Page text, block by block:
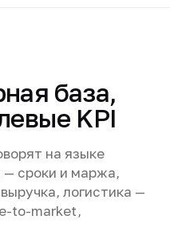
база,
KPI
на языке
— сроки и маржа,
логистика —
to-market,